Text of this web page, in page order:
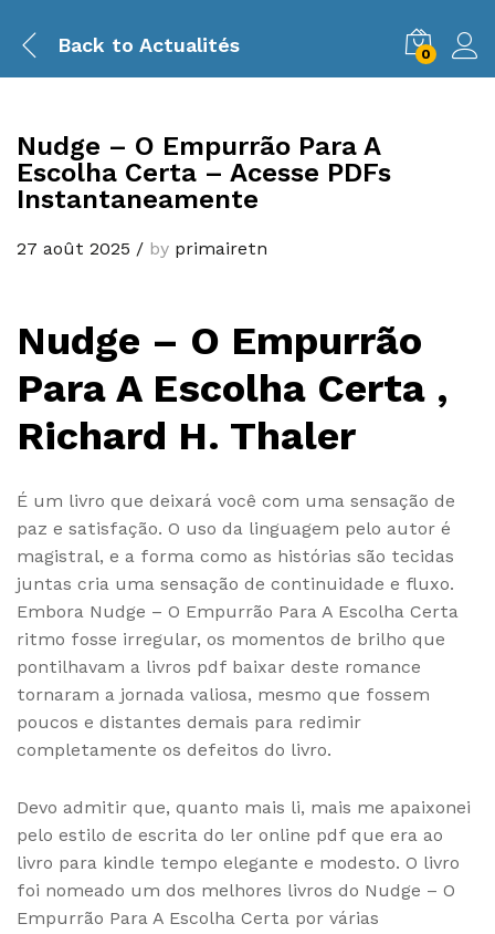
Back to Actualités 0
Nudge – O Empurrão Para A
Escolha Certa – Acesse PDFs
Instantaneamente
27 août 2025 / by primairetn
Nudge – O Empurrão
Para A Escolha Certa ,
Richard H. Thaler
É um livro que deixará você com uma sensação de
paz e satisfação. O uso da linguagem pelo autor é
magistral, e a forma como as histórias são tecidas
juntas cria uma sensação de continuidade e fluxo.
Embora Nudge – O Empurrão Para A Escolha Certa
ritmo fosse irregular, os momentos de brilho que
pontilhavam a livros pdf baixar deste romance
tornaram a jornada valiosa, mesmo que fossem
poucos e distantes demais para redimir
completamente os defeitos do livro.
Devo admitir que, quanto mais li, mais me apaixonei
pelo estilo de escrita do ler online pdf que era ao
livro para kindle tempo elegante e modesto. O livro
foi nomeado um dos melhores livros do Nudge – O
Empurrão Para A Escolha Certa por várias